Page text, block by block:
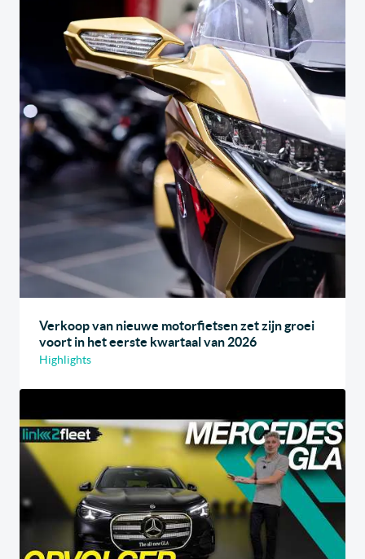
Verkoop van nieuwe motorfietsen zet zijn groei
voort in het eerste kwartaal van 2026
Highlights